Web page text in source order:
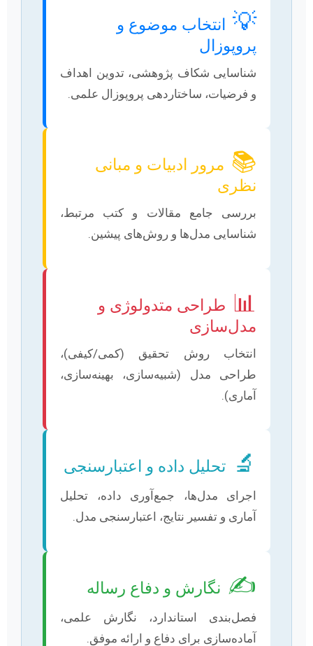
💡 انتخاب موضوع و
پروپوزال
شناسایی شکاف پژوهشی، تدوین اهداف
و فرضیات، ساختاردهی پروپوزال علمی.
📚 مرور ادبیات و مبانی
نظری
بررسی جامع مقالات و کتب مرتبط،
شناسایی مدل‌ها و روش‌های پیشین.
📊 طراحی متدولوژی و
مدل‌سازی
انتخاب روش تحقیق (کمی/کیفی)،
طراحی مدل (شبیه‌سازی، بهینه‌سازی،
آماری).
🔬 تحلیل داده و اعتبارسنجی
اجرای مدل‌ها، جمع‌آوری داده، تحلیل
آماری و تفسیر نتایج، اعتبارسنجی مدل.
✍️ نگارش و دفاع رساله
فصل‌بندی استاندارد، نگارش علمی،
آماده‌سازی برای دفاع و ارائه موفق.